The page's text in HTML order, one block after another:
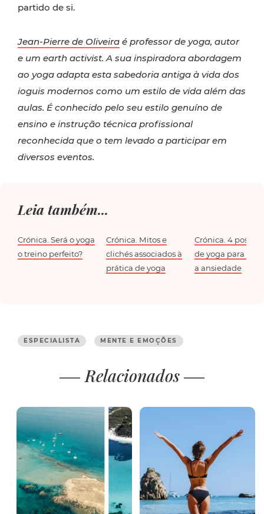
partido de si.
Jean-Pierre de Oliveira é professor de yoga, autor
e um earth activist. A sua inspiradora abordagem
ao yoga adapta esta sabedoria antiga à vida dos
ioguis modernos como um estilo de vida além das
aulas. É conhecido pelo seu estilo genuíno de
ensino e instrução técnica profissional
reconhecida que o tem levado a participar em
diversos eventos.
Leia também...
Crónica. Será o yoga
o treino perfeito?
Crónica. Mitos e
clichés associados à
prática de yoga
Crónica. 4
de yoga para
a ansiedade
ESPECIALISTA MENTE E EMOÇÕES
Relacionados